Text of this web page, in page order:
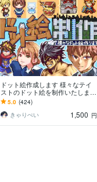
ドット絵作成します 様々なテイ
ストのドット絵を制作いたしま
す。
5.0 (424)
きゃりぺい
1,500 円